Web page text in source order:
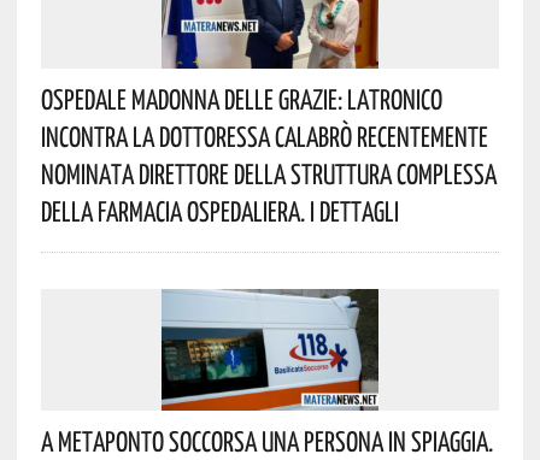
Ospedale Madonna Delle Grazie: Latronico
Incontra La Dottoressa Calabrò Recentemente
Nominata Direttore Della Struttura Complessa
Della Farmacia Ospedaliera. I Dettagli
A Metaponto Soccorsa Una Persona In Spiaggia.